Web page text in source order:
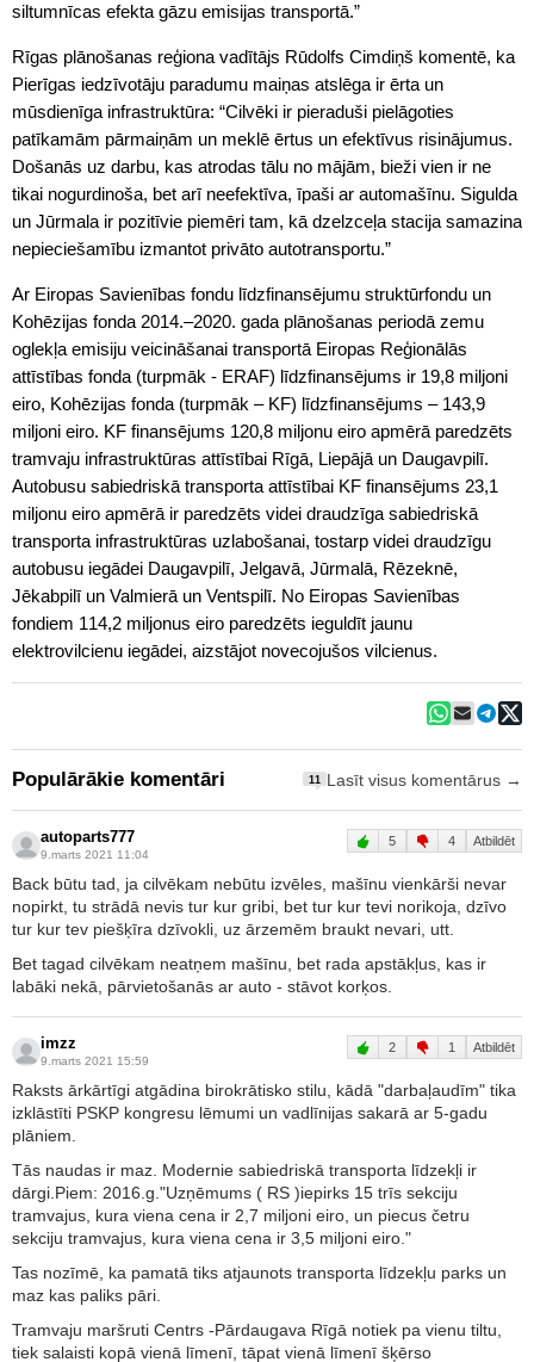
siltumnīcas efekta gāzu emisijas transportā.”
Rīgas plānošanas reģiona vadītājs Rūdolfs Cimdiņš komentē, ka
Pierīgas iedzīvotāju paradumu maiņas atslēga ir ērta un
mūsdienīga infrastruktūra: “Cilvēki ir pieraduši pielāgoties
patīkamām pārmaiņām un meklē ērtus un efektīvus risinājumus.
Došanās uz darbu, kas atrodas tālu no mājām, bieži vien ir ne
tikai nogurdinoša, bet arī neefektīva, īpaši ar automašīnu. Sigulda
un Jūrmala ir pozitīvie piemēri tam, kā dzelzceļa stacija samazina
nepieciešamību izmantot privāto autotransportu.”
Ar Eiropas Savienības fondu līdzfinansējumu struktūrfondu un
Kohēzijas fonda 2014.–2020. gada plānošanas periodā zemu
oglekļa emisiju veicināšanai transportā Eiropas Reģionālās
attīstības fonda (turpmāk - ERAF) līdzfinansējums ir 19,8 miljoni
eiro, Kohēzijas fonda (turpmāk – KF) līdzfinansējums – 143,9
miljoni eiro. KF finansējums 120,8 miljonu eiro apmērā paredzēts
tramvaju infrastruktūras attīstībai Rīgā, Liepājā un Daugavpilī.
Autobusu sabiedriskā transporta attīstībai KF finansējums 23,1
miljonu eiro apmērā ir paredzēts videi draudzīga sabiedriskā
transporta infrastruktūras uzlabošanai, tostarp videi draudzīgu
autobusu iegādei Daugavpilī, Jelgavā, Jūrmalā, Rēzeknē,
Jēkabpilī un Valmierā un Ventspilī. No Eiropas Savienības
fondiem 114,2 miljonus eiro paredzēts ieguldīt jaunu
elektrovilcienu iegādei, aizstājot novecojušos vilcienus.
Populārākie komentāri 11 Lasīt visus komentārus →
autoparts777
9.marts 2021 11:04
5 4 Atbildēt
Back būtu tad, ja cilvēkam nebūtu izvēles, mašīnu vienkārši nevar
nopirkt, tu strādā nevis tur kur gribi, bet tur kur tevi norikoja, dzīvo
tur kur tev piešķīra dzīvokli, uz ārzemēm braukt nevari, utt.
Bet tagad cilvēkam neatņem mašīnu, bet rada apstākļus, kas ir
labāki nekā, pārvietošanās ar auto - stāvot korķos.
imzz
9.marts 2021 15:59
2 1 Atbildēt
Raksts ārkārtīgi atgādina birokrātisko stilu, kādā "darbaļaudīm" tika
izklāstīti PSKP kongresu lēmumi un vadlīnijas sakarā ar 5-gadu
plāniem.
Tās naudas ir maz. Modernie sabiedriskā transporta līdzekļi ir
dārgi.Piem: 2016.g."Uzņēmums ( RS )iepirks 15 trīs sekciju
tramvajus, kura viena cena ir 2,7 miljoni eiro, un piecus četru
sekciju tramvajus, kura viena cena ir 3,5 miljoni eiro."
Tas nozīmē, ka pamatā tiks atjaunots transporta līdzekļu parks un
maz kas paliks pāri.
Tramvaju maršruti Centrs -Pārdaugava Rīgā notiek pa vienu tiltu,
tiek salaisti kopā vienā līmenī, tāpat vienā līmenī šķērso